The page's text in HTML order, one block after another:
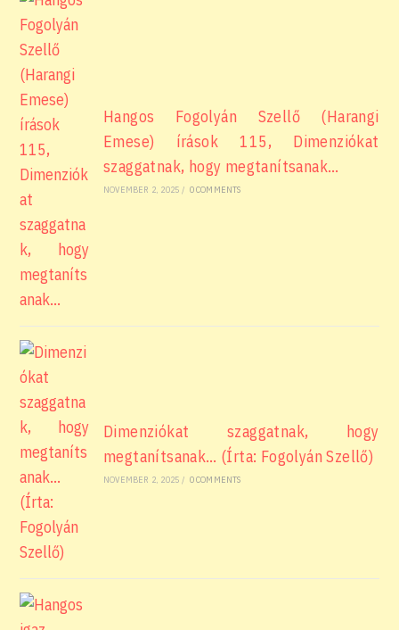
Hangos Fogolyán Szellő (Harangi
Emese) írások 115, Dimenziókat
szaggatnak, hogy megtanítsanak…
NOVEMBER 2, 2025 / 0 COMMENTS
Dimenziókat szaggatnak, hogy
megtanítsanak… (Írta: Fogolyán Szellő)
NOVEMBER 2, 2025 / 0 COMMENTS